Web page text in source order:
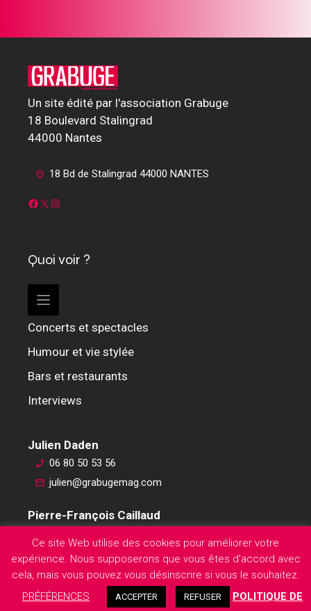
Un site édité par l'association Grabuge
18 Boulevard Stalingrad
44000 Nantes
18 Bd de Stalingrad 44000 NANTES
Facebook
X Instagram
Quoi voir ?
Concerts et spectacles
Humour et vie stylée
Bars et restaurants
Interviews
Julien Daden
06 80 50 53 56
julien@grabugemag.com
Pierre-François Caillaud
pierre-francois@grabugemag.com
Mentions légales
Ce site Web utilise des cookies pour améliorer votre
expérience. Nous supposerons que vous êtes d'accord avec
cela, mais vous pouvez vous désinscrire si vous le souhaitez.
PRÉFÉRENCES
ACCEPTER REFUSER POLITIQUE DE